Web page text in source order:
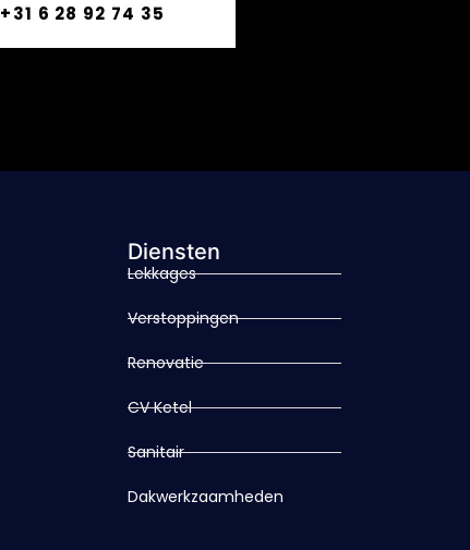
+31 6 28 92 74 35
Diensten
Lekkages
Verstoppingen
Renovatie
CV Ketel
Sanitair
Dakwerkzaamheden